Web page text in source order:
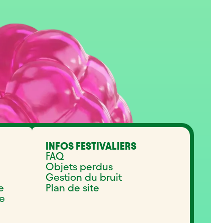
INFOS FESTIVALIERS
FAQ
Objets perdus
Gestion du bruit
Plan de site